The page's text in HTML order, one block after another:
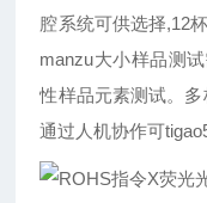
腔系统可供选择,12
manzu大小样品测
性样品元素测试。
通过人机协作可